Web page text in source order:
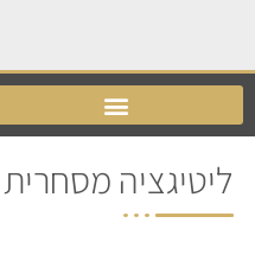
ליטיגציה מסחרית